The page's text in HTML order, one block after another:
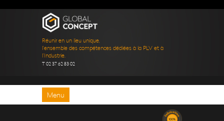
Réunir en un lieu unique,
l’ensemble des compétences dédiées à la PLV et à
l’Industrie.
T 02 37 62 83 02
Menu